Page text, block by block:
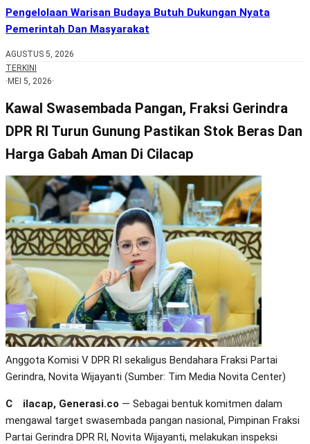
Pengelolaan Warisan Budaya Butuh Dukungan Nyata
Pemerintah Dan Masyarakat
AGUSTUS 5, 2026
TERKINI
· MEI 5, 2026·
Kawal Swasembada Pangan, Fraksi Gerindra
DPR RI Turun Gunung Pastikan Stok Beras Dan
Harga Gabah Aman Di Cilacap
Anggota Komisi V DPR RI sekaligus Bendahara Fraksi Partai
Gerindra, Novita Wijayanti (Sumber: Tim Media Novita Center)
Cilacap, Generasi.co — Sebagai bentuk komitmen dalam
mengawal target swasembada pangan nasional, Pimpinan Fraksi
Partai Gerindra DPR RI, Novita Wijayanti, melakukan inspeksi